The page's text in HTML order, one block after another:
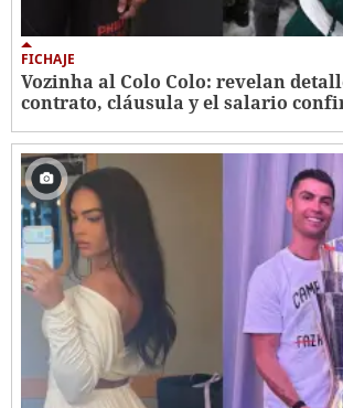
FICHAJE
Vozinha al Colo Colo: revelan
contrato, cláusula y el salario